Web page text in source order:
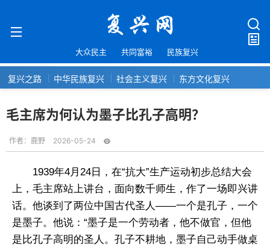
大众民主 共同富裕 民族复兴
复兴之路 中华民族复兴 社会主义复兴 东方文化复兴
毛主席为何认为墨子比孔子高明？
作者： 鹿野 2026-05-24
1939年4月24日，在“抗大”生产运动初步总结大会
上，毛主席站上讲台，面向数千师生，作了一场即兴讲
话。他谈到了两位中国古代圣人——一个是孔子，一个
是墨子。他说：“墨子是一个劳动者，他不做官，但他
是比孔子高明的圣人。孔子不耕地，墨子自己动手做桌